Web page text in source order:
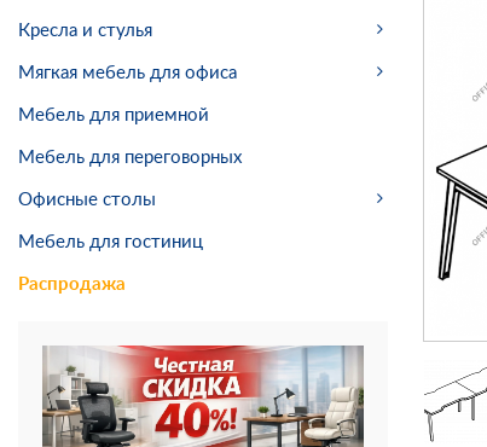
Кресла и стулья
Мягкая мебель для офиса
Мебель для приемной
Мебель для переговорных
Офисные столы
Мебель для гостиниц
Распродажа